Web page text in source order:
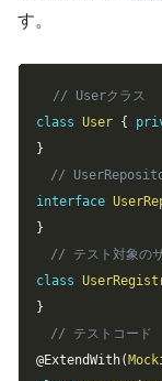
す。
// Userクラス
class User {
}
//
interface
}
// テスト対象の
class
}
// テストコード
@ExtendWith(